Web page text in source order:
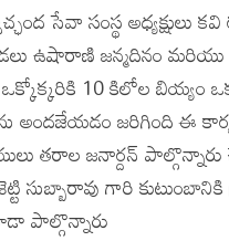
సేవా సంస్థ అధ్యక్షులు
ఉషారాణి జన్మదినం
10 కిలోల బియ్యం
అందజేయడం జరిగింది ఈ
తరాల జనార్దన్
గారి
పాల్గొన్నారు